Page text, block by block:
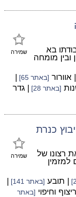
שמירה
בא
ובין מומחה
| אוורור [באתר 65]
|
[באתר 28] | גדר
כנרת
שמירה
רצונו של
למזמין
| תובע [באתר 141]
|
וחיפוי [באתר